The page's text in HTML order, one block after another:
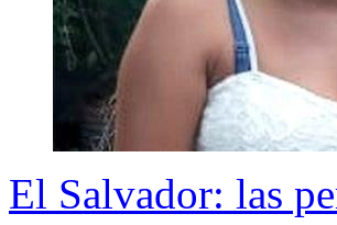
El Salvador: las